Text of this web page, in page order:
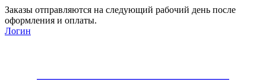
Заказы отправляются на следующий рабочий день после
оформления и оплаты.
Логин